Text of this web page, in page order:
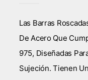
Las Barras
De Acero Que
975, Diseñadas
Sujeción. Tienen